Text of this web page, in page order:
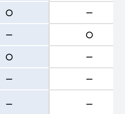
〇 ー
ー 〇
〇 ー
ー ー
ー ー